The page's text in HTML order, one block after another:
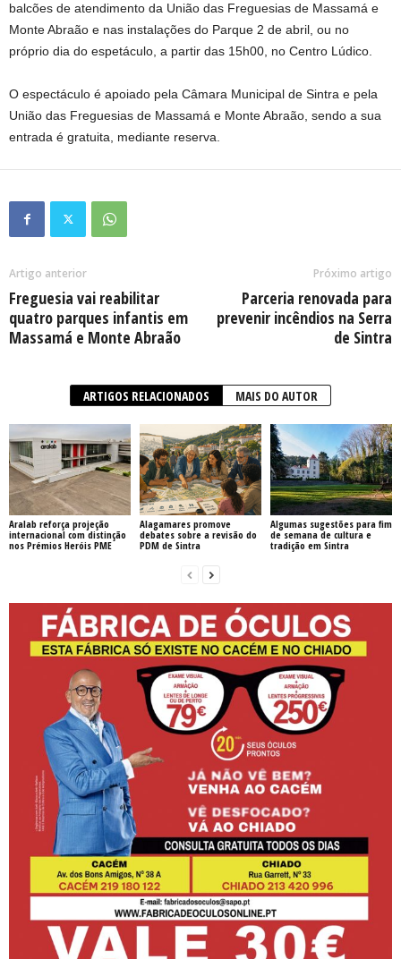
balcões de atendimento da União das Freguesias de Massamá e
Monte Abraão e nas instalações do Parque 2 de abril, ou no
próprio dia do espetáculo, a partir das 15h00, no Centro Lúdico.
O espectáculo é apoiado pela Câmara Municipal de Sintra e pela
União das Freguesias de Massamá e Monte Abraão, sendo a sua
entrada é gratuita, mediante reserva.
Artigo anterior
Freguesia vai reabilitar
quatro parques infantis em
Massamá e Monte Abraão
Próximo artigo
Parceria renovada para
prevenir incêndios na Serra
de Sintra
ARTIGOS RELACIONADOS MAIS DO AUTOR
Aralab reforça projeção
internacional com distinção
nos Prémios Heróis PME
Alagamares promove
debates sobre a revisão do
PDM de Sintra
Algumas sugestões para fim
de semana de cultura e
tradição em Sintra